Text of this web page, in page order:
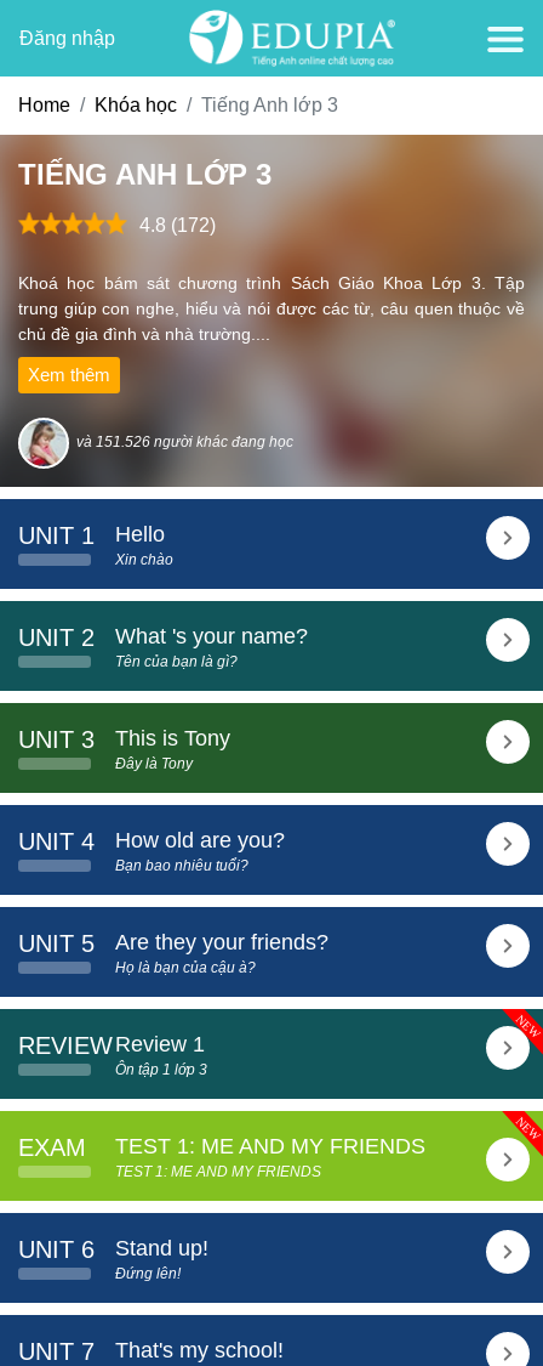
Đăng nhập
Home Khóa học Tiếng Anh lớp 3
TIẾNG ANH LỚP 3
4.8 (172)
Khoá học bám sát chương trình Sách Giáo Khoa Lớp 3. Tập
trung giúp con nghe, hiểu và nói được các từ, câu quen thuộc về
chủ đề gia đình và nhà trường....
Xem thêm
và 151.526 người khác đang học
UNIT 1 Hello
Xin chào
UNIT 2 What 's your name?
Tên của bạn là gì?
UNIT 3 This is Tony
Đây là Tony
UNIT 4 How old are you?
Bạn bao nhiêu tuổi?
UNIT 5 Are they your friends?
Họ là bạn của cậu à?
REVIEWReview 1
Ôn tập 1 lớp 3
EXAM TEST 1: ME AND MY FRIENDS
TEST 1: ME AND MY FRIENDS
UNIT 6 Stand up!
Đứng lên!
UNIT 7 That's my school!